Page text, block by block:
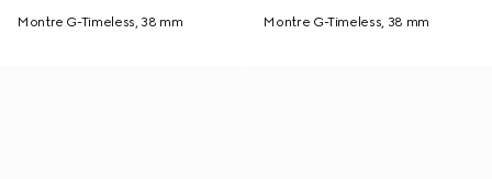
Montre G-Timeless, 38 mm Montre G-Timeless, 38 mm